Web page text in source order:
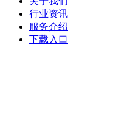
行业资讯
服务介绍
下载入口